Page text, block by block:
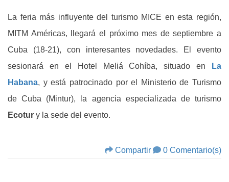
La feria más influyente del turismo MICE en esta región,
MITM Américas, llegará el próximo mes de septiembre a
Cuba (18-21), con interesantes novedades. El evento
sesionará en el Hotel Meliá Cohíba, situado en
La
Habana, y está patrocinado por el Ministerio de Turismo
de Cuba (Mintur), la agencia especializada de turismo
Ecotur y la sede del evento.
Compartir 0 Comentario(s)